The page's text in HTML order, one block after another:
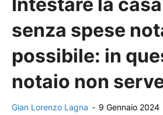
senza spese
possibile: in
notaio non
Gian Lorenzo Lagna - 9 Gennaio 2024